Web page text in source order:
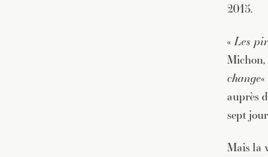
2015.
«Les
Michon,
change
auprès
sept
Mais la